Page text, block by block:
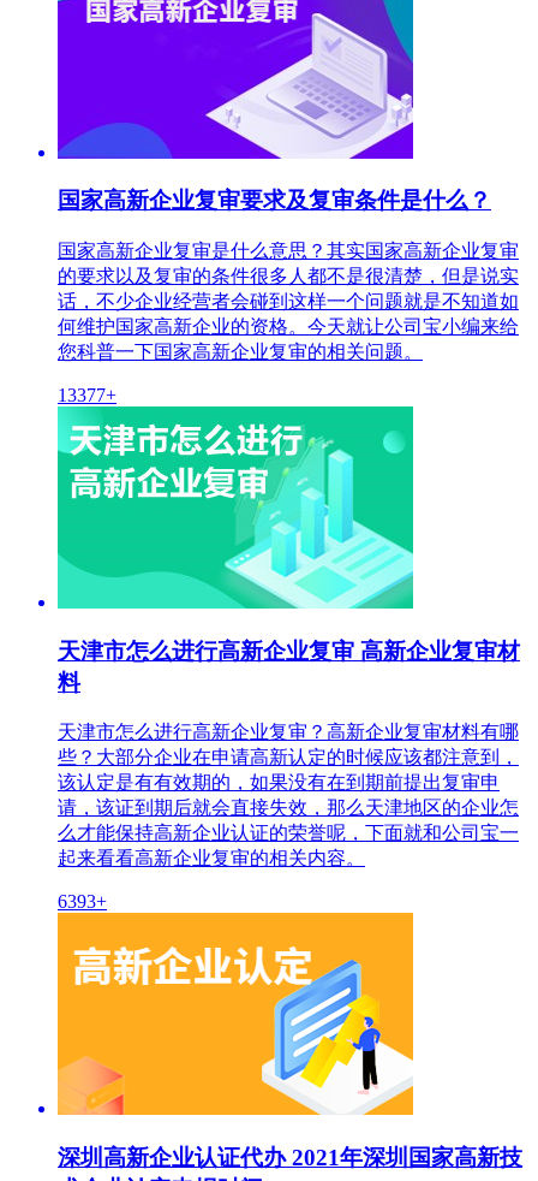
国家高新企业复审要求及复审条件是什么？
国家高新企业复审是什么意思？其实国家高新企业复审
的要求以及复审的条件很多人都不是很清楚，但是说实
话，不少企业经营者会碰到这样一个问题就是不知道如
何维护国家高新企业的资格。今天就让公司宝小编来给
您科普一下国家高新企业复审的相关问题。
13377+
天津市怎么进行高新企业复审 高新企业复审材
料
天津市怎么进行高新企业复审？高新企业复审材料有哪
些？大部分企业在申请高新认定的时候应该都注意到，
该认定是有有效期的，如果没有在到期前提出复审申
请，该证到期后就会直接失效，那么天津地区的企业怎
么才能保持高新企业认证的荣誉呢，下面就和公司宝一
起来看看高新企业复审的相关内容。
6393+
深圳高新企业认证代办 2021年深圳国家高新技